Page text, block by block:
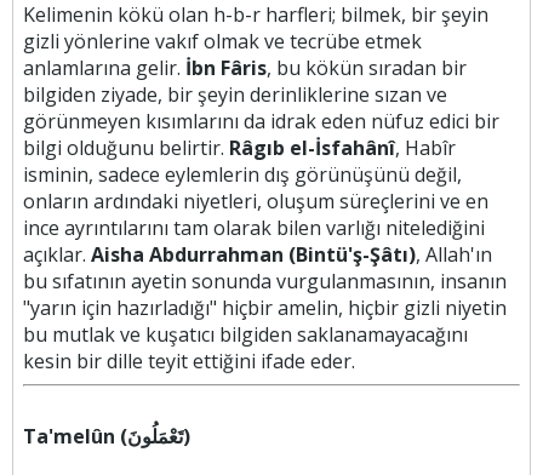
Kelimenin kökü olan h-b-r harfleri; bilmek, bir şeyin
gizli yönlerine vakıf olmak ve tecrübe etmek
anlamlarına gelir. İbn Fâris, bu kökün sıradan bir
bilgiden ziyade, bir şeyin derinliklerine sızan ve
görünmeyen kısımlarını da idrak eden nüfuz edici bir
bilgi olduğunu belirtir. Râgıb el-İsfahânî, Habîr
isminin, sadece eylemlerin dış görünüşünü değil,
onların ardındaki niyetleri, oluşum süreçlerini ve en
ince ayrıntılarını tam olarak bilen varlığı nitelediğini
açıklar. Aisha Abdurrahman (Bintü'ş-Şâtı), Allah'ın
bu sıfatının ayetin sonunda vurgulanmasının, insanın
"yarın için hazırladığı" hiçbir amelin, hiçbir gizli niyetin
bu mutlak ve kuşatıcı bilgiden saklanamayacağını
kesin bir dille teyit ettiğini ifade eder.
Ta'melûn (تَعْمَلُونَ)